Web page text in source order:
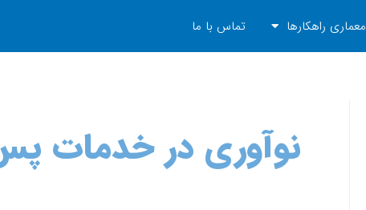
معماری راهکارها تماس با ما
نوآوری در خدمات